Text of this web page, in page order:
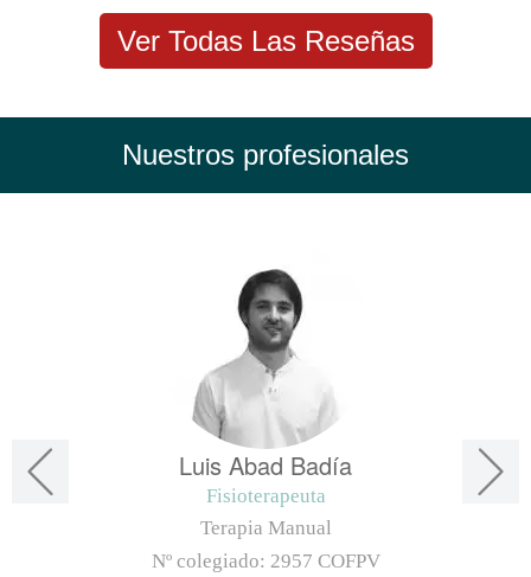
Ver Todas Las Reseñas
Nuestros profesionales
Luis Abad Badía
Fisioterapeuta
Terapia Manual
Nº colegiado: 2957 COFPV